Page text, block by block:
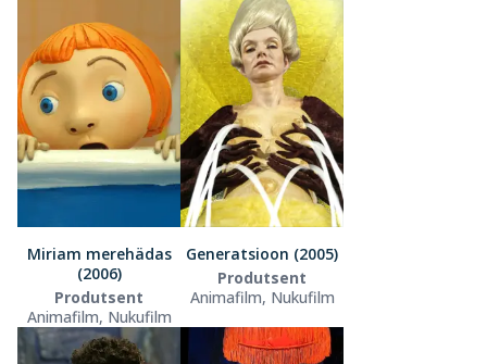
Miriam merehädas
(2006)
Produtsent
Animafilm, Nukufilm
Generatsioon (2005)
Produtsent
Animafilm, Nukufilm